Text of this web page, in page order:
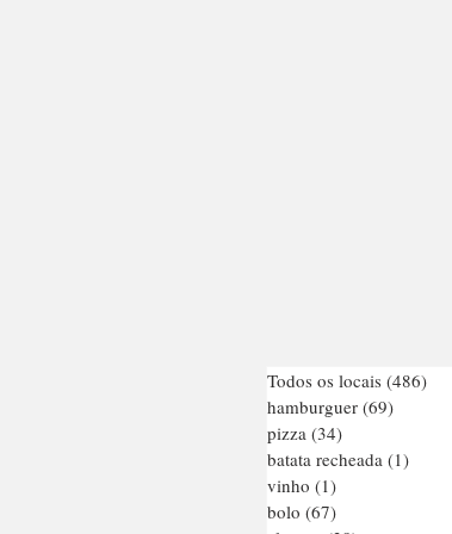
Todos os locais (486)
hamburguer (69)
pizza (34)
batata recheada (1)
vinho (1)
bolo (67)